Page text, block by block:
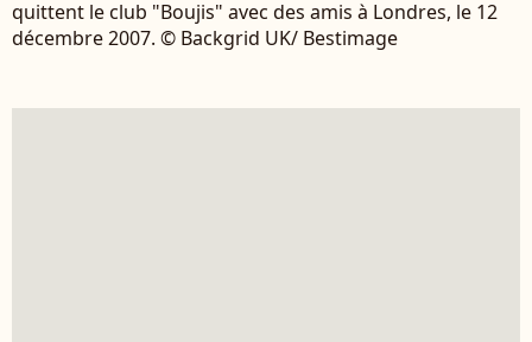
quittent le club "Boujis" avec des amis à Londres, le 12
décembre 2007. © Backgrid UK/ Bestimage